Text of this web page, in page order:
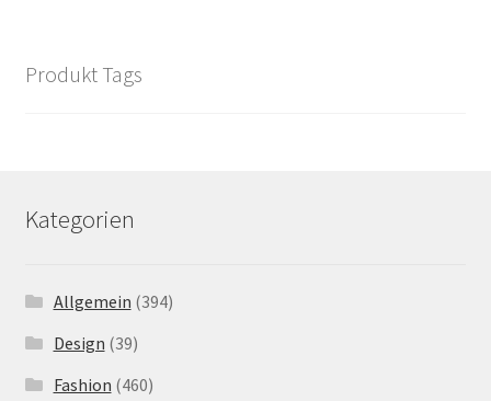
Produkt Tags
Kategorien
Allgemein (394)
Design (39)
Fashion (460)